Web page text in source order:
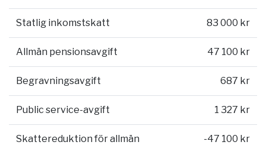
Statlig inkomstskatt 83 000 kr
Allmän pensionsavgift 47 100 kr
Begravningsavgift 687 kr
Public service-avgift 1 327 kr
Skattereduktion för allmän
-47 100 kr